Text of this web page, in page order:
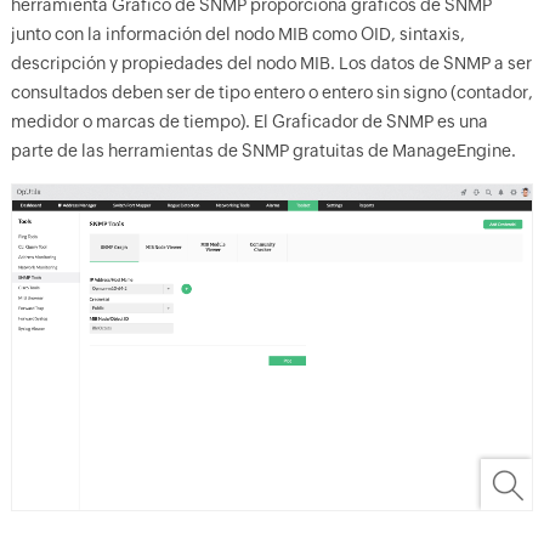
herramienta Gráfico de SNMP proporciona gráficos de SNMP
junto con la información del nodo MIB como OID, sintaxis,
descripción y propiedades del nodo MIB. Los datos de SNMP a ser
consultados deben ser de tipo entero o entero sin signo (contador,
medidor o marcas de tiempo). El Graficador de SNMP es una
parte de las herramientas de SNMP gratuitas de ManageEngine.